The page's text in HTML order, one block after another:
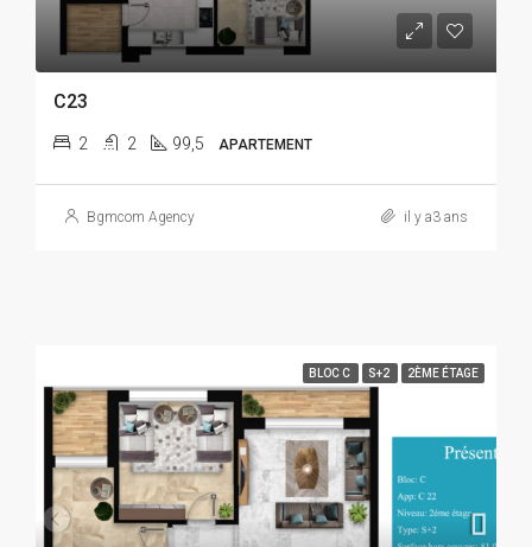
C23
2 2 99,5 APARTEMENT
Bgmcom Agency il y a3 ans
BLOC C S+2 2ÈME ÉTAGE